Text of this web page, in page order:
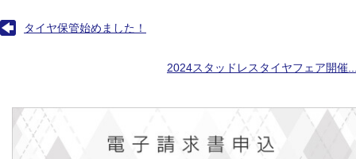
タイヤ保管始めました！
2024スタッドレスタイヤフェア開催